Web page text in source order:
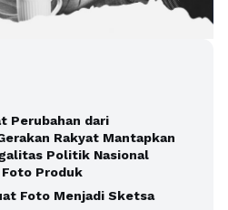
Perubahan dari
Rakyat Mantapkan
Politik Nasional
Produk
Foto Menjadi Sketsa